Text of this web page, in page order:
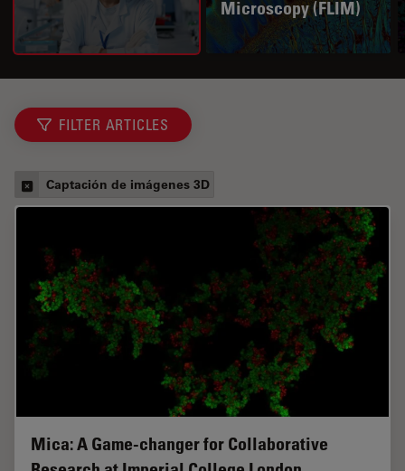
Microscopy (FLIM)
FILTER ARTICLES
Captación de imágenes 3D
Mica: A Game-changer for Collaborative